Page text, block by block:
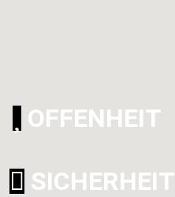
OFFENHEIT
SICHERHEIT